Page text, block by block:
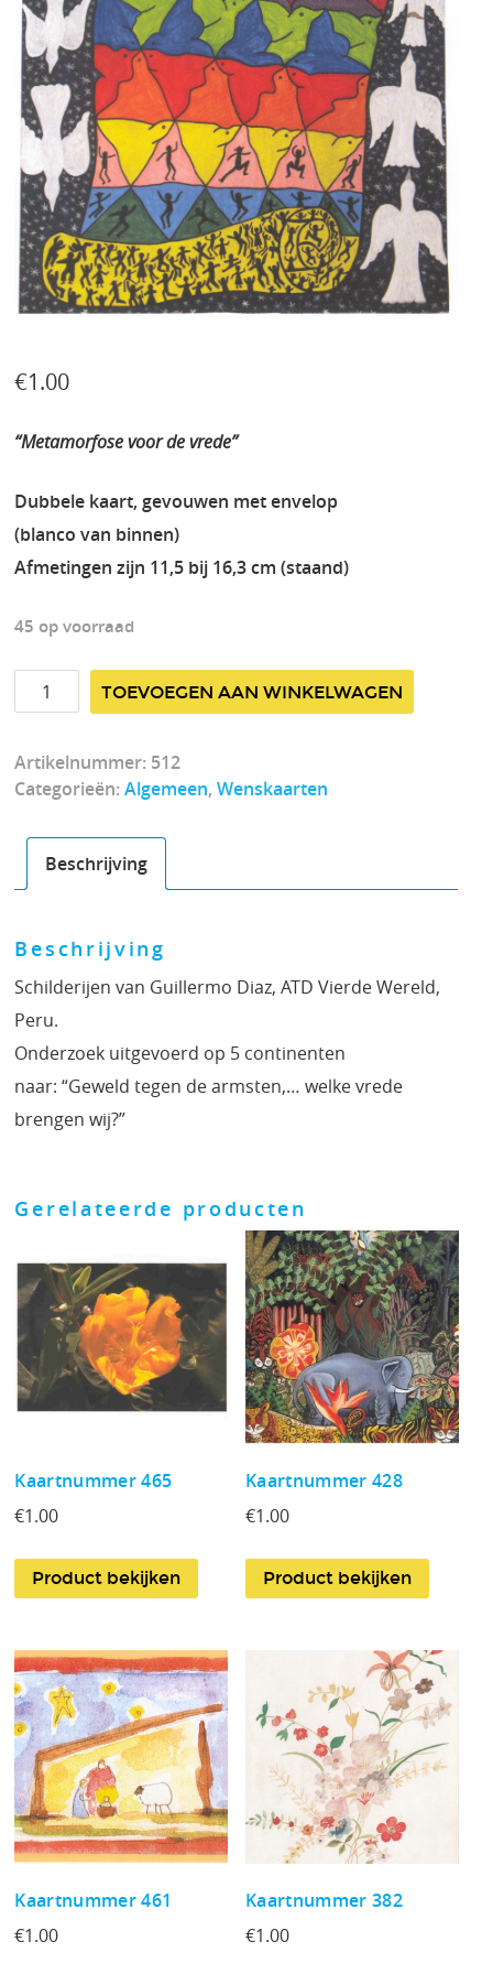
€1.00
“Metamorfose voor de vrede”
Dubbele kaart, gevouwen met envelop
(blanco van binnen)
Afmetingen zijn 11,5 bij 16,3 cm (staand)
45 op voorraad
Kaartnummer
512
TOEVOEGEN AAN WINKELWAGEN
Artikelnummer: 512
Categorieën:Algemeen,Wenskaarten
Beschrijving
Beschrijving
Schilderijen van Guillermo Diaz, ATD Vierde Wereld,
Peru.
Onderzoek uitgevoerd op 5 continenten
naar: “Geweld tegen de armsten,… welke vrede
brengen wij?”
Gerelateerde producten
Kaartnummer 465
€1.00
Product bekijken
Kaartnummer 428
€1.00
Product bekijken
Kaartnummer 461
€1.00
Kaartnummer 382
€1.00